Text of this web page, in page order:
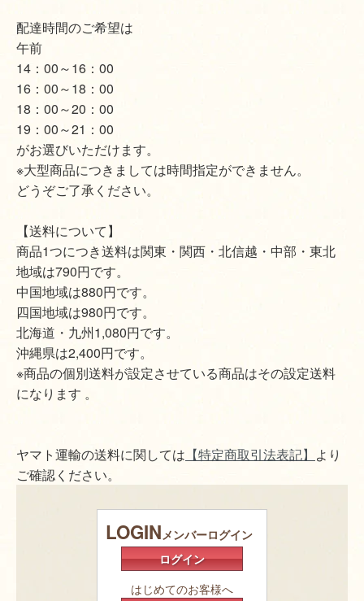
配達時間のご希望は
午前
14：00～16：00
16：00～18：00
18：00～20：00
19：00～21：00
がお選びいただけます。
※大型商品につきましては時間指定ができません。
どうぞご了承ください。
【送料について】
商品1つにつき送料は関東・関西・北信越・中部・東北
地域は790円です。
中国地域は880円です。
四国地域は980円です。
北海道・九州1,080円です。
沖縄県は2,400円です。
※商品の個別送料が設定させている商品はその設定送料
になります 。
ヤマト運輸の送料に関しては 【特定商取引法表記】 より
ご確認ください。
LOGINメンバーログイン
ログイン
はじめてのお客様へ